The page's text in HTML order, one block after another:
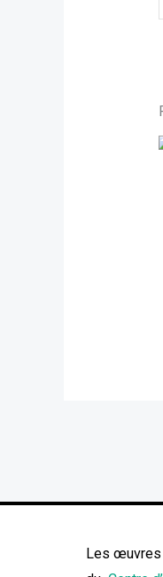
Les œuvres